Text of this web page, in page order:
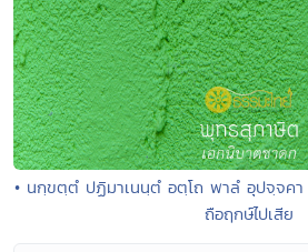
• นกฺขตฺตํ ปฏิมาเนนฺตํ อตฺโถ พาลํ อุปจฺจคา
ถือฤกษ์ไปเสีย